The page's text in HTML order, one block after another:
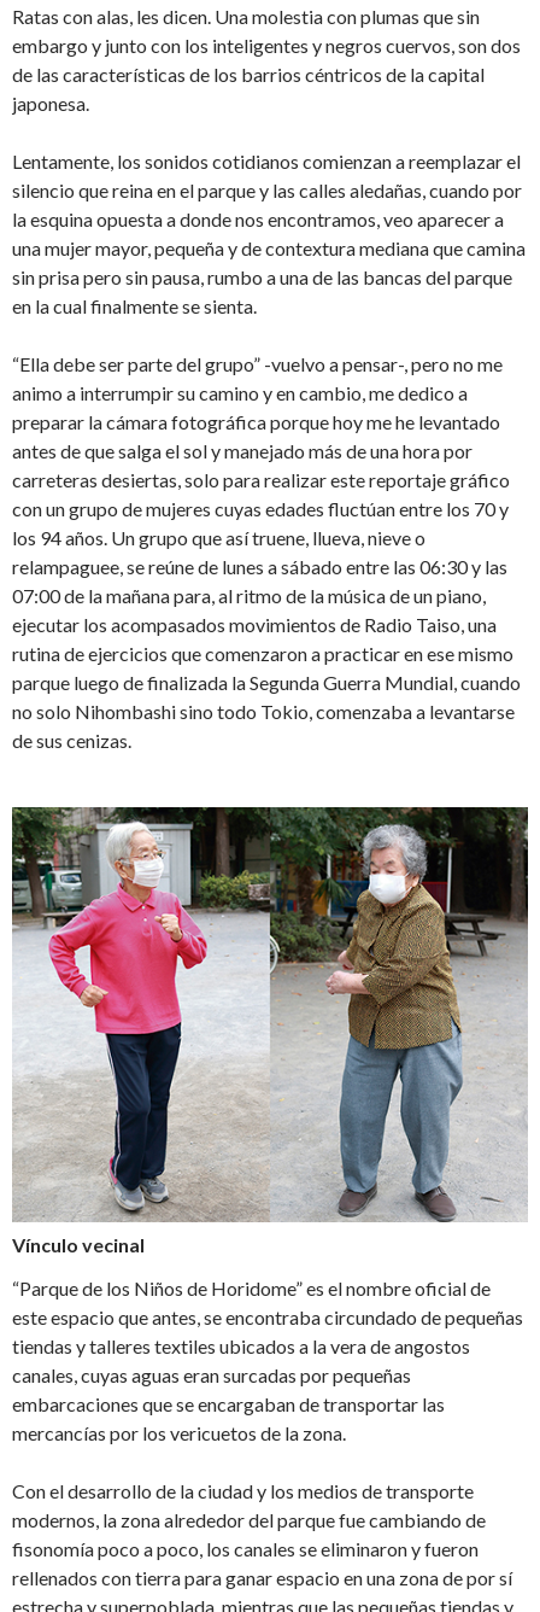
Ratas con alas, les dicen. Una molestia con plumas que sin
embargo y junto con los inteligentes y negros cuervos, son dos
de las características de los barrios céntricos de la capital
japonesa.
Lentamente, los sonidos cotidianos comienzan a reemplazar el
silencio que reina en el parque y las calles aledañas, cuando por
la esquina opuesta a donde nos encontramos, veo aparecer a
una mujer mayor, pequeña y de contextura mediana que camina
sin prisa pero sin pausa, rumbo a una de las bancas del parque
en la cual finalmente se sienta.
“Ella debe ser parte del grupo” -vuelvo a pensar-, pero no me
animo a interrumpir su camino y en cambio, me dedico a
preparar la cámara fotográfica porque hoy me he levantado
antes de que salga el sol y manejado más de una hora por
carreteras desiertas, solo para realizar este reportaje gráfico
con un grupo de mujeres cuyas edades fluctúan entre los 70 y
los 94 años. Un grupo que así truene, llueva, nieve o
relampaguee, se reúne de lunes a sábado entre las 06:30 y las
07:00 de la mañana para, al ritmo de la música de un piano,
ejecutar los acompasados movimientos de Radio Taiso, una
rutina de ejercicios que comenzaron a practicar en ese mismo
parque luego de finalizada la Segunda Guerra Mundial, cuando
no solo Nihombashi sino todo Tokio, comenzaba a levantarse
de sus cenizas.
Vínculo vecinal
“Parque de los Niños de Horidome” es el nombre oficial de
este espacio que antes, se encontraba circundado de pequeñas
tiendas y talleres textiles ubicados a la vera de angostos
canales, cuyas aguas eran surcadas por pequeñas
embarcaciones que se encargaban de transportar las
mercancías por los vericuetos de la zona.
Con el desarrollo de la ciudad y los medios de transporte
modernos, la zona alrededor del parque fue cambiando de
fisonomía poco a poco, los canales se eliminaron y fueron
rellenados con tierra para ganar espacio en una zona de por sí
estrecha y superpoblada, mientras que las pequeñas tiendas y